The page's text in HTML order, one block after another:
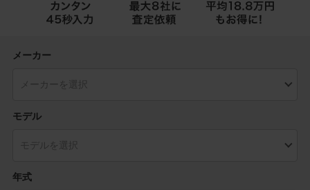
メーカー
モデル
年式